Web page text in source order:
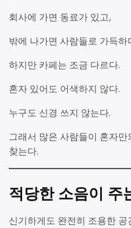
회사에 가면 동료가 있고,
밖에 나가면 사람들로 가득하
하지만 카페는 조금 다르다.
혼자 있어도 어색하지 않다.
누구도 신경 쓰지 않는다.
그래서 많은 사람들이 혼자
찾는다.
적당한 소음이 주
신기하게도 완전히 조용한